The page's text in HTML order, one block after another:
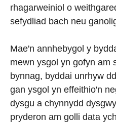
rhagarweiniol o
sefydliad bach neu
Mae'n annhebygol y
mewn ysgol yn gofyn am
bynnag, byddai unrhyw
gan ysgol yn effeithio'n
dysgu a chynnydd
pryderon am golli data